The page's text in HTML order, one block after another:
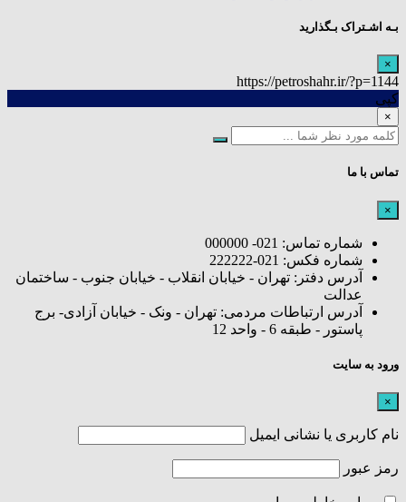
بـه اشـتراک بـگذارید
×
https://petroshahr.ir/?p=1144
کپی
×
تماس با ما
×
شماره تماس: 021- 000000
شماره فکس: 021-222222
آدرس دفتر: تهران - خیابان انقلاب - خیابان جنوب - ساختمان
عدالت
آدرس ارتباطات مردمی: تهران - ونک - خیابان آزادی- برج
پاستور - طبقه 6 - واحد 12
ورود به سایت
×
نام کاربری یا نشانی ایمیل
رمز عبور